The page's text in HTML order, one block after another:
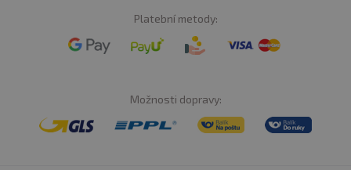
Platební metody:
Možnosti dopravy: